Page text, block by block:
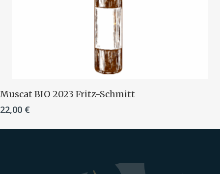
Ajouter Au Panier
Muscat B IO 2023 Fritz-Schmitt
22,00 €